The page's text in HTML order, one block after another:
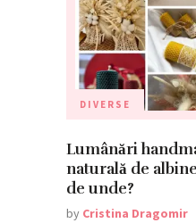
DIVERSE
Lumânări
naturală de
de unde?
by Cristina Dragomir